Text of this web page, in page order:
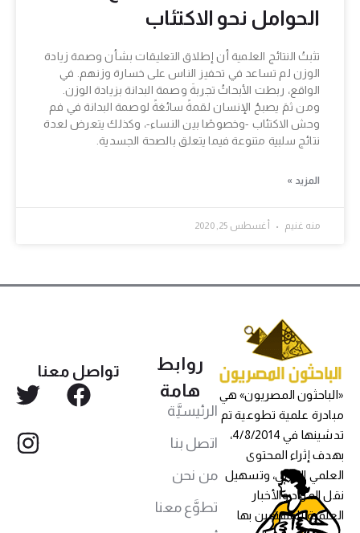
الحوامل نحو الاكتئاب
تثبتُ النتائج العلمية أن إطلاق التعليقات بشأن وصمة زيادة
الوزن لم تساعد في تحفيز الناس على خسارة وزنهم. في
الواقع، ربطت الأبحاثُ تجربةَ وصمة البدانة بزيادة الوزن.
ومن ثمَ يصبحُ الإنسان لقمةً سائغةً لوصمة البدانة في فم
وحش الاكتئاب -وخصوصًا بين النساء-، وكذلك يتعرض لعدة
نتائج سلبية متنوعة فيما يتعلق بالصحة الجسدية.
المزيد »
منه غنيم أغسطس 25, 2020
«الباحثون المصريون» هي
مبادرة علمية تطوعية تم
تدشينها في 4/8/2014،
بهدف إثراء المحتوى
العلمي العربي، وتسهيل
نقل المواد والأخبار
العلمية للمهتمين بها
روابط
هامة
الرئيسيَّة
اتصل بنا
من نحن
تطوَّع معنا
تواصل معنا